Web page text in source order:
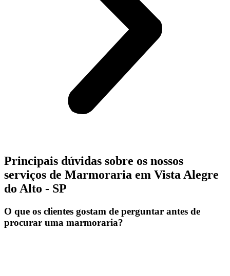
Principais dúvidas sobre os nossos
serviços de Marmoraria em Vista Alegre
do Alto - SP
O que os clientes gostam de perguntar antes de
procurar uma marmoraria?